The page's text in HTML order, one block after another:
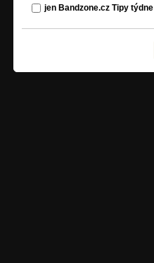
jen Bandzone.cz Tipy týdne